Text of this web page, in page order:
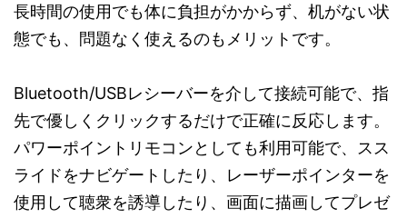
長時間の使用でも体に負担がかからず、机がない状
態でも、問題なく使えるのもメリットです。
Bluetooth/USBレシーバーを介して接続可能で、指
先で優しくクリックするだけで正確に反応します。
パワーポイントリモコンとしても利用可能で、スス
ライドをナビゲートしたり、レーザーポインターを
使用して聴衆を誘導したり、画面に描画してプレゼ